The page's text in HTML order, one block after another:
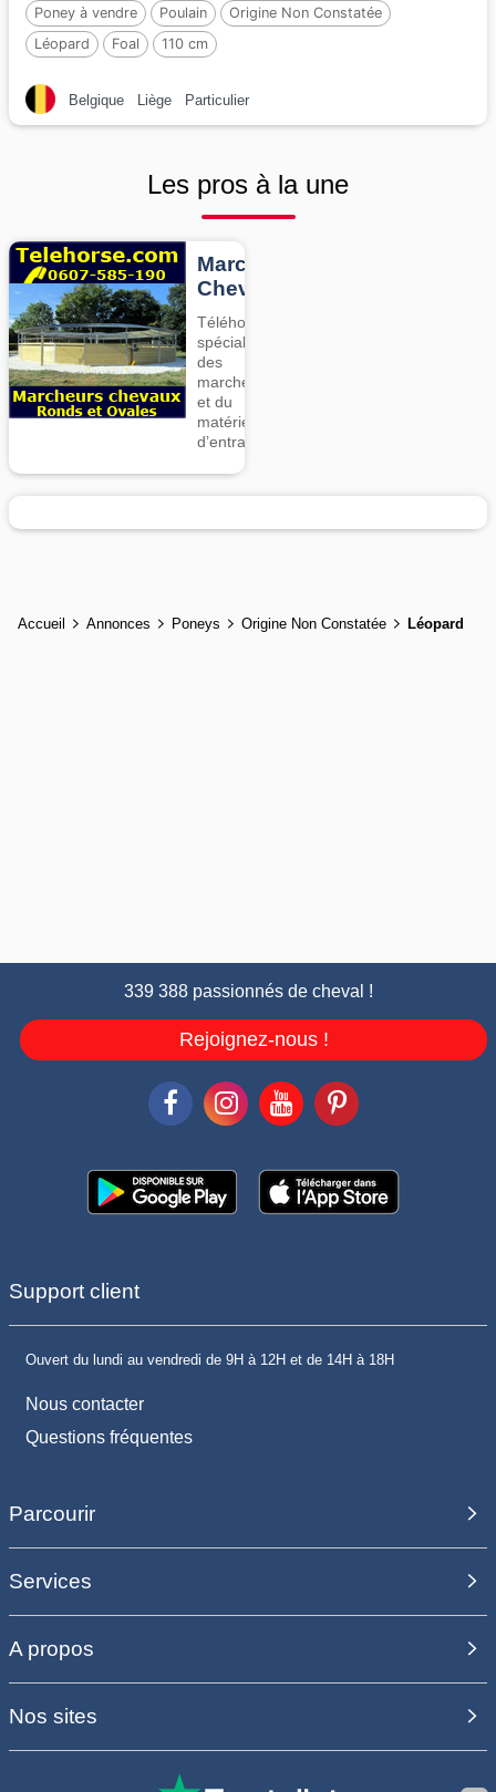
Poney à vendre Poulain
Origine Non Constatée
Léopard
Foal 110 cm
Belgique Liège Particulier
Les pros à la une
Marcheurs
Chevaux
Téléhorse,
spécialiste
des
marcheurs
et du
matériel
d’entrainement
Accueil Annonces Poneys Origine Non Constatée Léopard
339 388 passionnés de cheval !
Rejoignez-nous !
Support client
Ouvert du lundi au vendredi de 9H à 12H et de 14H à 18H
Nous contacter
Questions fréquentes
Parcourir
Services
A propos
Nos sites